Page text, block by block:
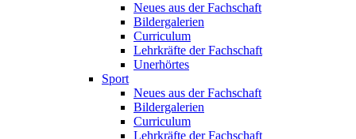
Neues aus der Fachschaft
Bildergalerien
Curriculum
Lehrkräfte der Fachschaft
Unerhörtes
Sport
Neues aus der Fachschaft
Bildergalerien
Curriculum
Lehrkräfte der Fachschaft